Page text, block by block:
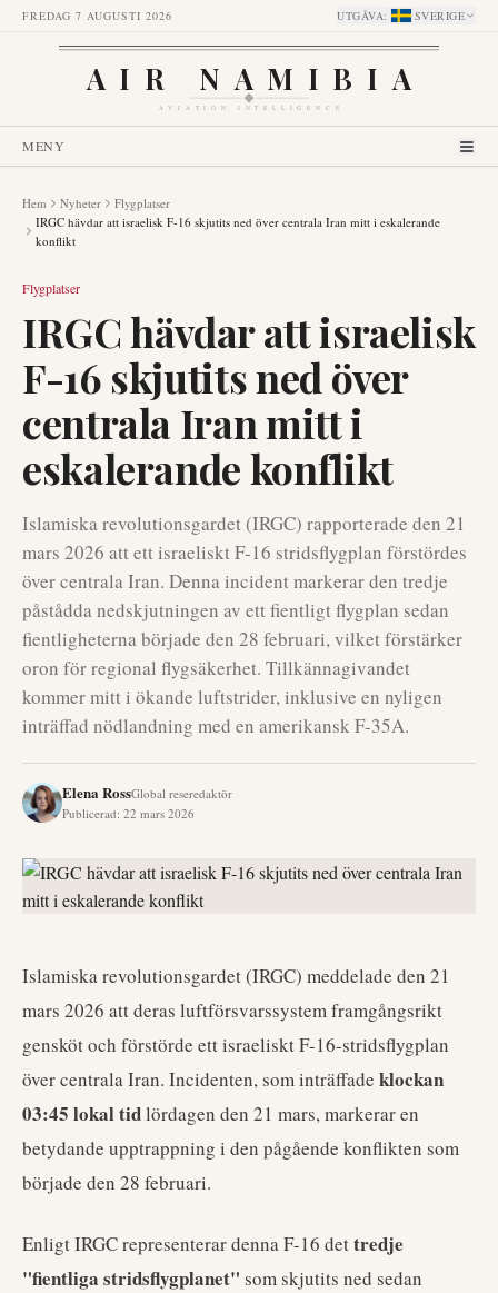
FREDAG 7 AUGUSTI 2026 UTGÅVA: SVERIGE
AIR NAMIBIA
AVIATION INTELLIGENCE
MENY
Hem Nyheter
Flygplatser
IRGC hävdar att israelisk F-16 skjutits ned över centrala Iran mitt i eskalerande
konflikt
Flygplatser
IRGC hävdar att israelisk
F-16 skjutits ned över
centrala Iran mitt i
eskalerande konflikt
Islamiska revolutionsgardet (IRGC) rapporterade den 21
mars 2026 att ett israeliskt F-16 stridsflygplan förstördes
över centrala Iran. Denna incident markerar den tredje
påstådda nedskjutningen av ett fientligt flygplan sedan
fientligheterna började den 28 februari, vilket förstärker
oron för regional flygsäkerhet. Tillkännagivandet
kommer mitt i ökande luftstrider, inklusive en nyligen
inträffad nödlandning med en amerikansk F-35A.
Elena RossGlobal reseredaktör
Publicerad: 22 mars 2026
Islamiska revolutionsgardet (IRGC) meddelade den 21
mars 2026 att deras luftförsvarssystem framgångsrikt
gensköt och förstörde ett israeliskt F-16-stridsflygplan
över centrala Iran. Incidenten, som inträffade klockan
03:45 lokal tidlördagen den 21 mars, markerar en
betydande upptrappning i den pågående konflikten som
började den 28 februari.
Enligt IRGC representerar denna F-16 dettredje
"fientliga stridsflygplanet" som skjutits ned sedan